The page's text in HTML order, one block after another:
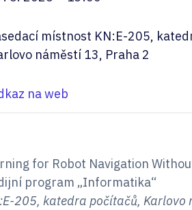
místnost KN:E-205,
náměstí 13, Praha 2
na web
for Robot Navigation
program „Informatika“
205, katedra počítačů, Karlovo